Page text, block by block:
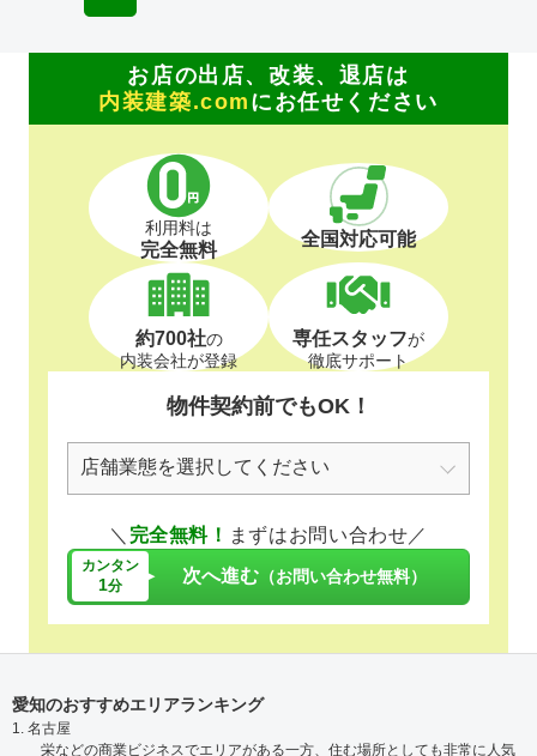
お店の出店、改装、退店は
内装建築.com にお任せください
利用料は
完全無料 全国対応可能
約700社の
内装会社が登録
専任スタッフが
徹底サポート
物件契約前でもOK！
＼ 完全無料！ まずはお問い合わせ／
カンタン
1分 次へ進む （お問い合わせ無料）
愛知のおすすめエリアランキング
1. 名古屋
栄などの商業ビジネスでエリアがある一方、住む場所としても非常に人気